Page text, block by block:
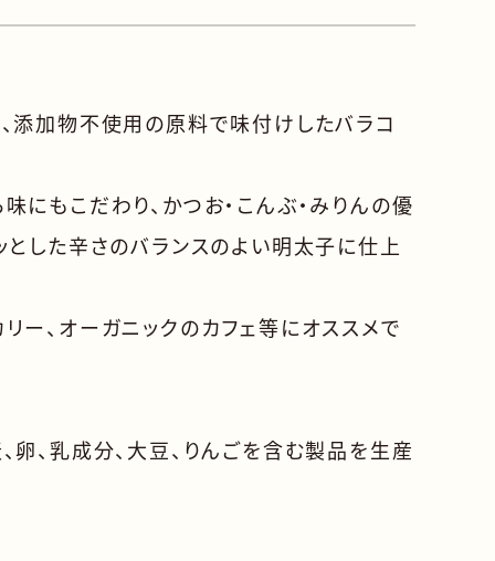
添加物不使用の原料で味付けしたバラコ
にもこだわり、かつお・こんぶ・みりんの優
とした辛さのバランスのよい明太子に仕上
ー、オーガニックのカフェ等にオススメで
、乳成分、大豆、りんごを含む製品を生産